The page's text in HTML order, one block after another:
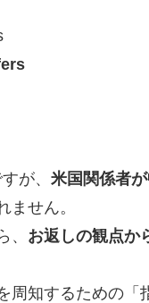
が、 米国関係者
ません。
お返しの観点か
周知するための「